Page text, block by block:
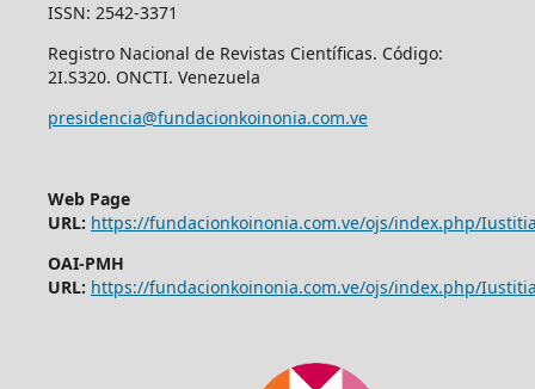
ISSN: 2542-3371
Registro Nacional de Revistas Científicas. Código:
2I.S320. ONCTI. Venezuela
presidencia@fundacionkoinonia.com.ve
Web Page
URL: https://fundacionkoinonia.com.ve/ojs/index.php/
OAI-PMH
URL: https://fundacionkoinonia.com.ve/ojs/index.php/